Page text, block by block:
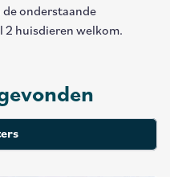
de onderstaande
2 huisdieren welkom.